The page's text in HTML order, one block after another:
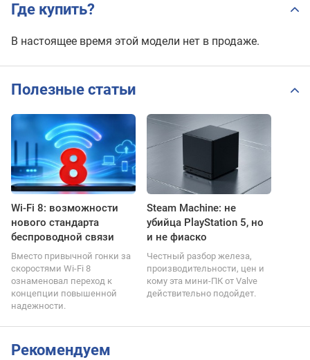
Где купить?
В настоящее время этой модели нет в продаже.
Полезные статьи
Wi-Fi 8: возможности
нового стандарта
беспроводной связи
Вместо привычной гонки за
скоростями Wi-Fi 8
ознаменовал переход к
концепции повышенной
надежности.
Steam Machine: не
убийца PlayStation 5, но
и не фиаско
Честный разбор железа,
производительности, цен и
кому эта мини-ПК от Valve
действительно подойдет.
Рекомендуем